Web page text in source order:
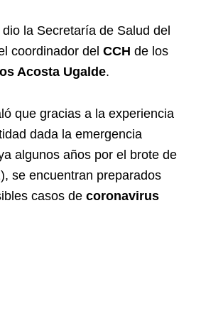
la Secretaría de Salud del
coordinador del CCH de los
Acosta Ugalde.
que gracias a la experiencia
dada la emergencia
algunos años por el brote de
se encuentran preparados
casos de coronavirus